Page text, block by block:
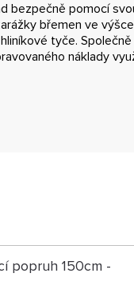
bezpečně pomocí
břemen ve
tyče.
náklady
popruh 150cm -